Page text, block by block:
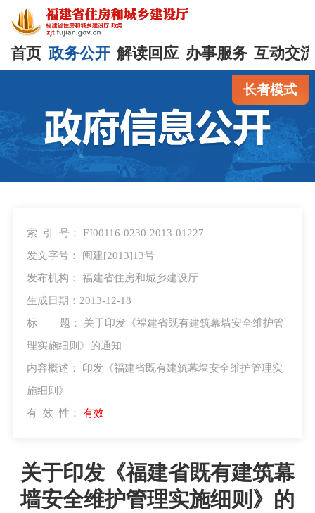
首页 政务公开 解读回应 办事服务 互动交
长者模式
索 引 号： FJ00116-0230-2013-01227
发文字号： 闽建[2013]13号
发布机构： 福建省住房和城乡建设厅
生成日期：2013-12-18
标 题： 关于印发《福建省既有建筑幕墙安全维护管
理实施细则》的通知
内容概述： 印发《福建省既有建筑幕墙安全维护管理实
施细则》
有 效 性： 有效
关于印发《福建省既有建筑幕
墙安全维护管理实施细则》的